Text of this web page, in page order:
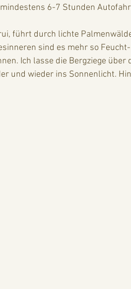
6-7 Stunden
sind es mehr so
Ich lasse die Bergziege über
und wieder ins Sonnenlicht.